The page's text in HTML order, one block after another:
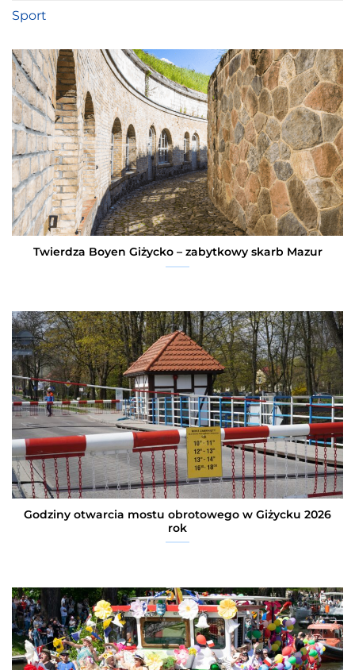
Sport
Twierdza Boyen Giżycko – zabytkowy skarb Mazur
Godziny otwarcia mostu obrotowego w Giżycku 2026
rok